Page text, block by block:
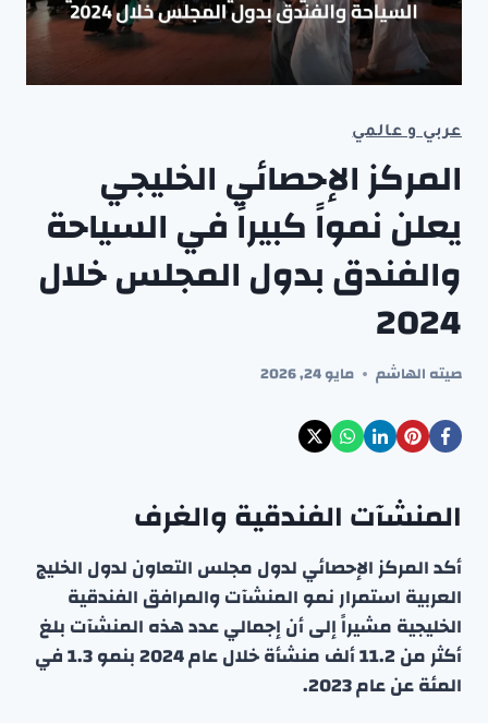
عربي و عالمي
المركز الإحصائي الخليجي
يعلن نمواً كبيراً في السياحة
والفندق بدول المجلس خلال
2024
صيته الهاشم مايو 24, 2026
المنشآت الفندقية والغرف
أكد المركز الإحصائي لدول مجلس التعاون لدول الخليج
العربية استمرار نمو المنشآت والمرافق الفندقية
الخليجية مشيراً إلى أن إجمالي عدد هذه المنشآت بلغ
أكثر من 11.2 ألف منشأة خلال عام 2024 بنمو 1.3 في
المئة عن عام 2023.